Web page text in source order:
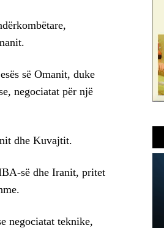
së Omanit, duke
negociatat për një
dhe Kuvajtit.
së dhe Iranit, pritet
negociatat teknike,